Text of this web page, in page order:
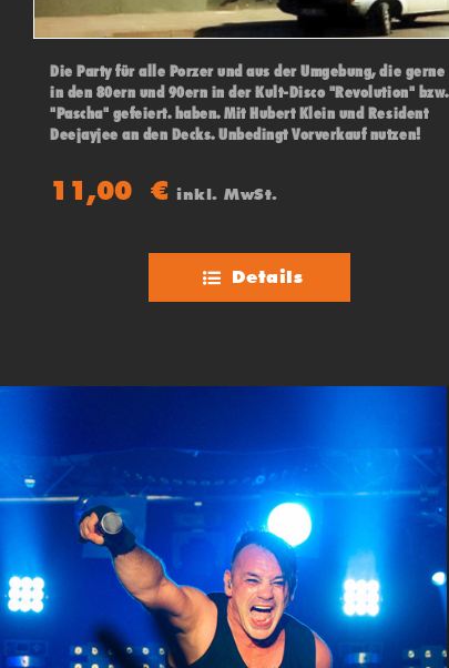
Die Party für alle Porzer und aus der Umgebung, die gerne
in den 80ern und 90ern in der Kult-Disco "Revolution" bzw.
"Pascha" gefeiert. haben. Mit Hubert Klein und Resident
Deejayjee an den Decks. Unbedingt Vorverkauf nutzen!
11,00€ inkl. MwSt.
Details